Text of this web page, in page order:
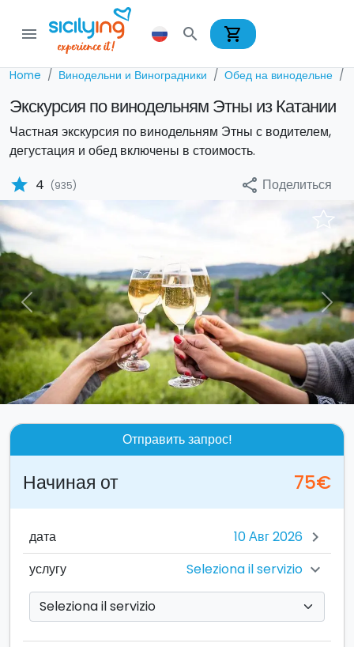
menu search shopping_cart
Home Винодельни и Виноградники Обед на винодельне
Экскурсия по винодельням Этны из Катании
Частная экскурсия по винодельням Этны с водителем,
дегустация и обед включены в стоимость.
star 4 (935) share Поделиться
Previous Next
Отправить запрос!
Начиная от 75€
дата chevron_right
услугу Seleziona il servizio chevron_right